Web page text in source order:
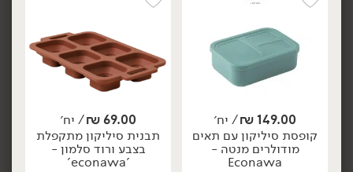
יח׳
64.90
₪
/
מארז 4 קופסאות מרובעות -
'Roso'
64.90
₪
/
מארז 4 קופסאות מלבניות -
'Roso'
149.00
₪/ יח׳
קופסת סיליקון עם תאים
מודולרים מנטה -
Econawa
69.00
₪/ יח׳
תבנית סיליקון מתקפלת
בצבע ורוד סלמון -
'econawa'